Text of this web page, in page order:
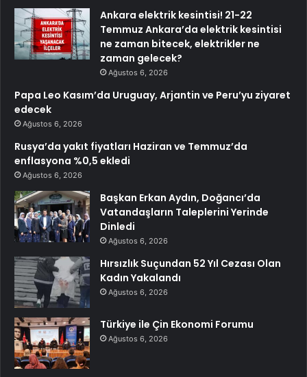
Ankara elektrik kesintisi! 21-22
Temmuz Ankara’da elektrik kesintisi
ne zaman bitecek, elektrikler ne
zaman gelecek?
Ağustos 6, 2026
Papa Leo Kasım’da Uruguay, Arjantin ve Peru’yu ziyaret
edecek
Ağustos 6, 2026
Rusya’da yakıt fiyatları Haziran ve Temmuz’da
enflasyona %0,5 ekledi
Ağustos 6, 2026
Başkan Erkan Aydın, Doğancı’da
Vatandaşların Taleplerini Yerinde
Dinledi
Ağustos 6, 2026
Hırsızlık Suçundan 52 Yıl Cezası Olan
Kadın Yakalandı
Ağustos 6, 2026
Türkiye ile Çin Ekonomi Forumu
Ağustos 6, 2026